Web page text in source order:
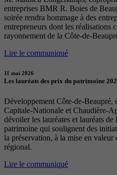
entreprises BMR R. Boies de
soirée rendra hommage à des
entrepreneurs dont les réalisations
rayonnement de la Côte-de-
Lire le communiqué
11 mai 2026
Les lauréats des prix du patrimoine
Développement Côte-de-Beaupré,
Capitale-Nationale et Chaudière-
dévoiler les lauréates et lauréats
patrimoine qui soulignent des
la préservation, à la mise en
régional.
Lire le communiqué